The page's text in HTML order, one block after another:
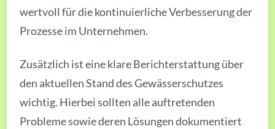
wertvoll für die kontinuierliche Verbesserung der
Prozesse im Unternehmen.
Zusätzlich ist eine klare Berichterstattung über
den aktuellen Stand des Gewässerschutzes
wichtig. Hierbei sollten alle auftretenden
Probleme sowie deren Lösungen dokumentiert